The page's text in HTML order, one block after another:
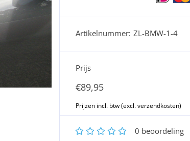
Artikelnummer: ZL-BMW-1-4
Prijs
€89,95
5
4
3
2 0 beoordeling